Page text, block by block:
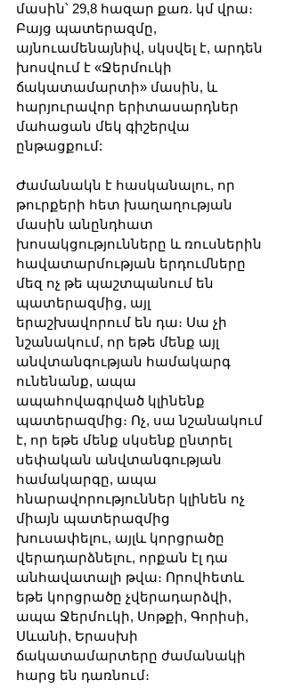
մասին՝ 29,8 հազար քառ. կմ վրա։
Բայց պատերազմը,
այնուամենայնիվ, սկսվել է, արդեն
խոսվում է «Ջերմուկի
ճակատամարտի» մասին, և
հարյուրավոր երիտասարդներ
մահացան մեկ գիշերվա
ընթացքում:
Ժամանակն է հասկանալու, որ
թուրքերի հետ խաղաղության
մասին անընդհատ
խոսակցությունները և ռուսներին
հավատարմության երդումները
մեզ ոչ թե պաշտպանում են
պատերազմից, այլ
երաշխավորում են դա։ Սա չի
նշանակում, որ եթե մենք այլ
անվտանգության համակարգ
ունենանք, ապա
ապահովագրված կլինենք
պատերազմից։ Ոչ, սա նշանակում
է, որ եթե մենք սկսենք ընտրել
սեփական անվտանգության
համակարգը, ապա
հնարավորություններ կլինեն ոչ
միայն պատերազմից
խուսափելու, այլև կորցրածը
վերադարձնելու, որքան էլ դա
անհավատալի թվա։ Որովհետև
եթե կորցրածը չվերադարձվի,
ապա Ջերմուկի, Սոթքի, Գորիսի,
Սևանի, Երասխի
ճակատամարտերը ժամանակի
հարց են դառնում։